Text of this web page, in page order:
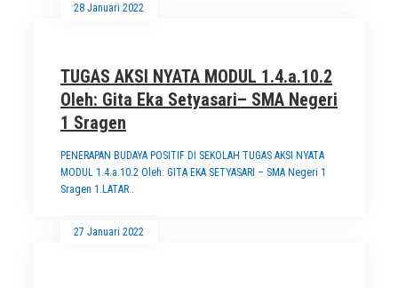
28 Januari 2022
TUGAS AKSI NYATA MODUL 1.4.a.10.2
Oleh: Gita Eka Setyasari– SMA Negeri
1 Sragen
PENERAPAN BUDAYA POSITIF DI SEKOLAH TUGAS AKSI NYATA
MODUL 1.4.a.10.2 Oleh: GITA EKA SETYASARI – SMA Negeri 1
Sragen 1.LATAR..
27 Januari 2022